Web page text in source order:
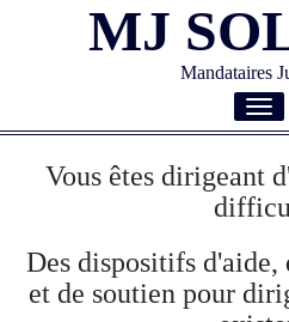
MJ
Mandataires
Vous êtes dirigeant
Des dispositifs d'aide,
et de soutien pour